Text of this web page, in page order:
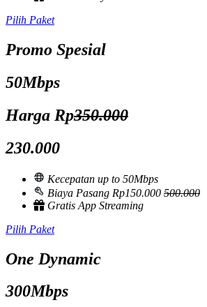
Pilih Paket
Promo Spesial
50Mbps
Harga Rp350.000
230.000
Kecepatan up to 50Mbps
Biaya Pasang Rp150.000 500.000
Gratis App Streaming
Pilih Paket
One Dynamic
300Mbps